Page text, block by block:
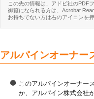
この先の情報は、アドビ社のPDF
御覧になられる方は、Acrobat
お持ちでない方は右のアイコンを
アルパインオーナー
このアルパインオーナー
か、アルパイン株式会社